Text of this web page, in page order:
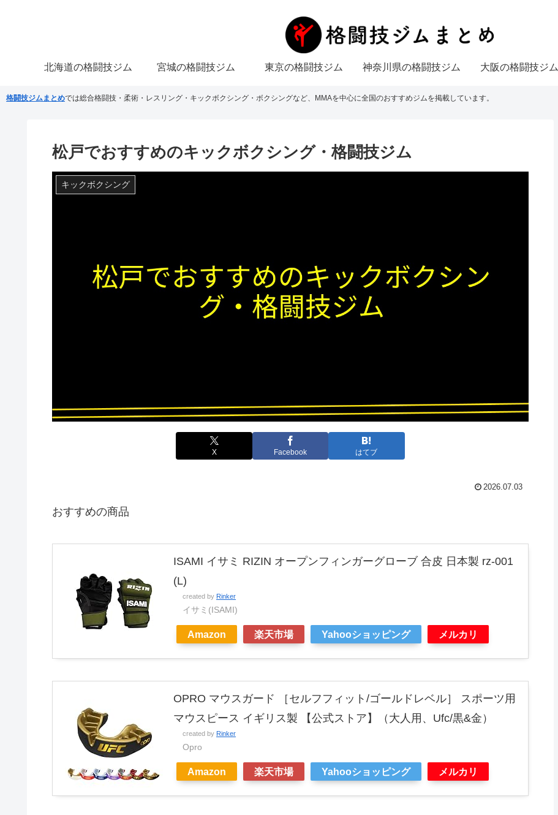
北海道の格闘技ジム 宮城の格闘技ジム 東京の格闘技ジム 神奈川県の格闘技ジム 大阪の格闘技ジム
格闘技ジムまとめでは総合格闘技・柔術・レスリング・キックボクシング・ボクシングなど、MMAを中心に全国のおすすめジムを掲載しています。
松戸でおすすめのキックボクシング・格闘技ジム
キックボクシング
X Facebook はてブ
2026.07.03
おすすめの商品
ISAMI イサミ RIZIN オープンフィンガーグローブ 合皮 日本製 rz-001
(L)
created by Rinker
イサミ(ISAMI)
Amazon 楽天市場 Yahooショッピング メルカリ
OPRO マウスガード ［セルフフィット/ゴールドレベル］ スポーツ用
マウスピース イギリス製 【公式ストア】（大人用、Ufc/黒&金）
created by Rinker
Opro
Amazon 楽天市場 Yahooショッピング メルカリ